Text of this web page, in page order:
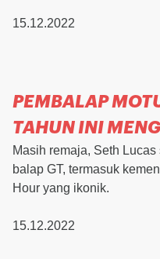
15.12.2022
PEMBALAP
TAHUN INI
Masih remaja, Seth Lucas
balap GT, termasuk
Hour yang ikonik.
15.12.2022